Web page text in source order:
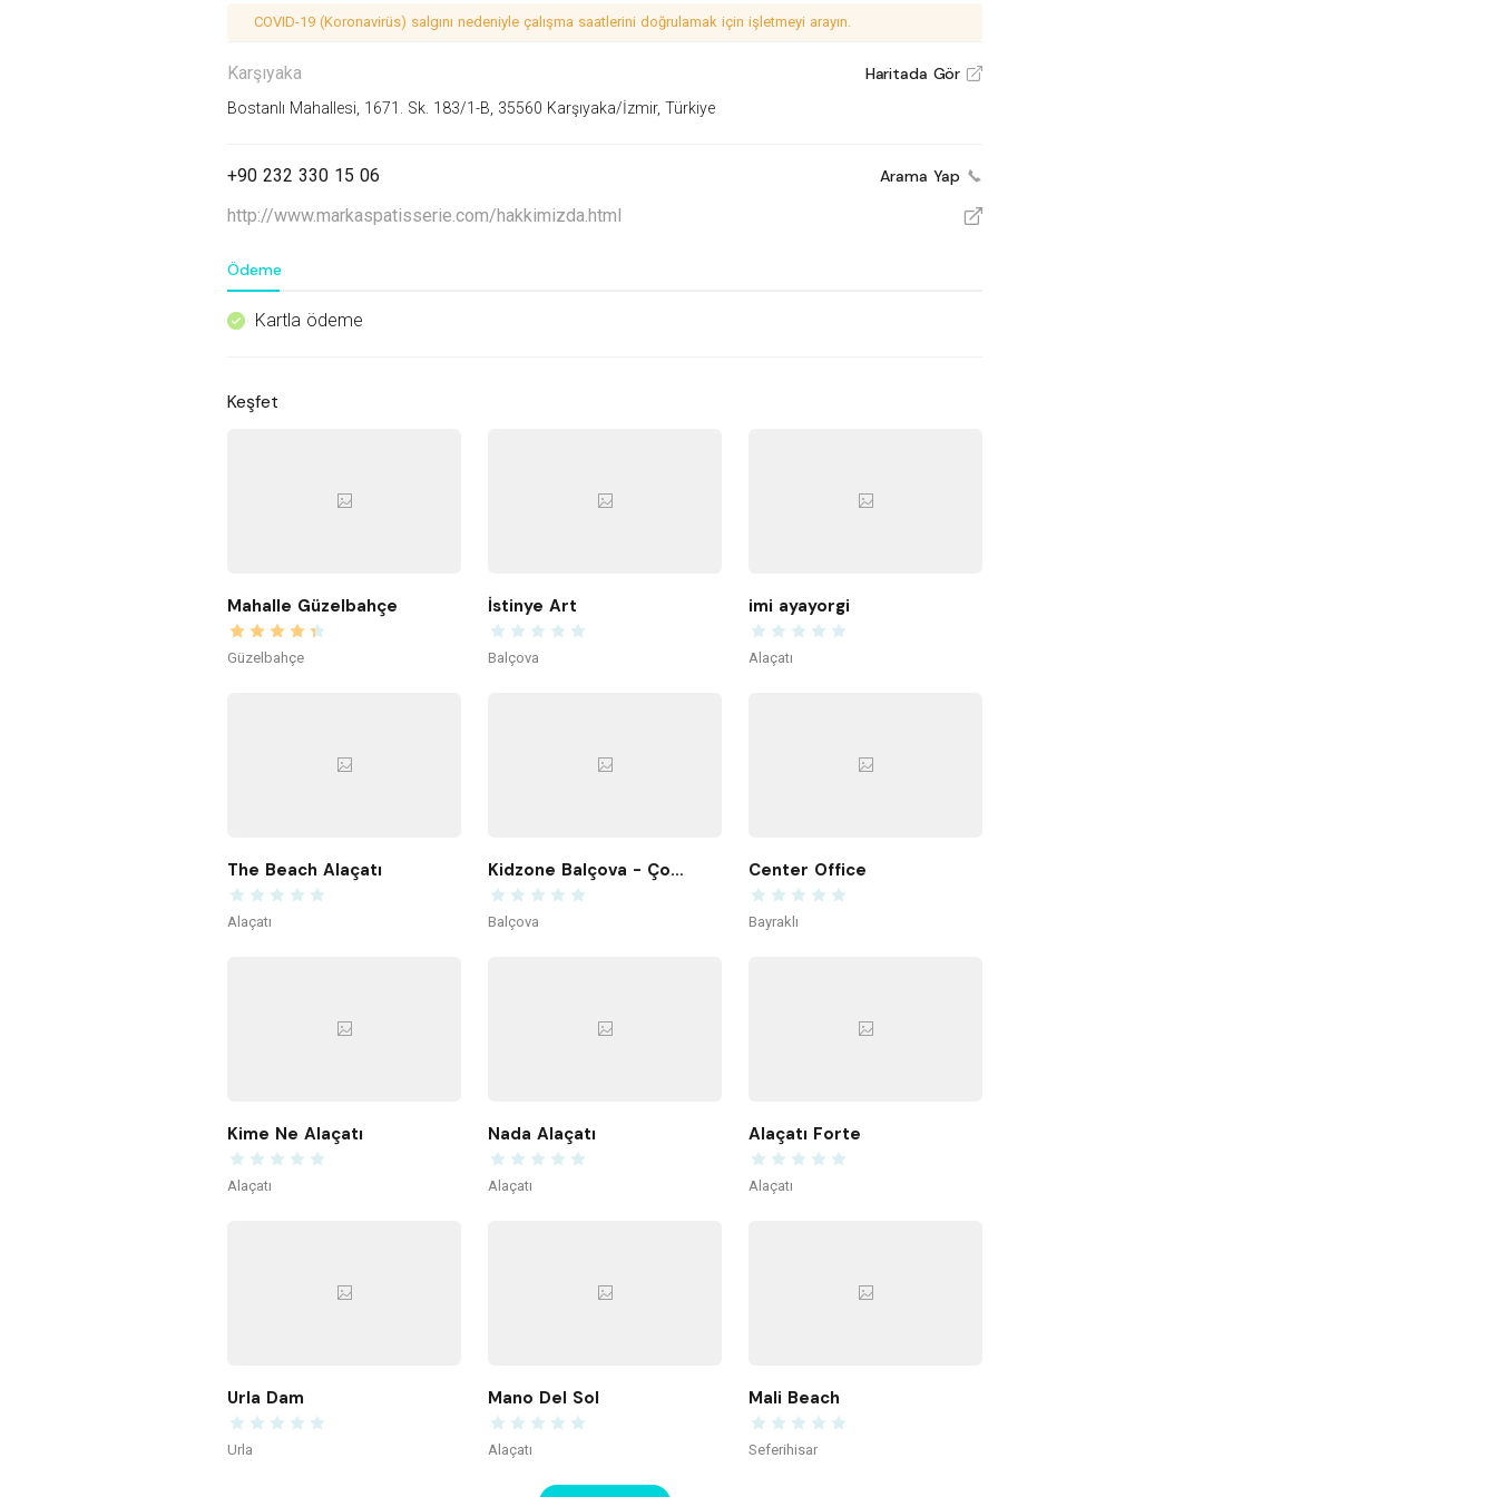
COVID-19 (Koronavirüs) salgını nedeniyle çalışma saatlerini doğrulamak için işletmeyi arayın.
Karşıyaka Haritada Gör V
Bostanlı Mahallesi, 1671. Sk. 183/1-B, 35560 Karşıyaka/İzmir, Türkiye
+90 232 330 15 06 Arama Yap
http://www.markaspatisserie.com/hakkimizda.html V
Ödeme
^ Kartla ödeme
Keşfet
Mahalle Güzelbahçe
Güzelbahçe
İstinye Art
Balçova
imi ayayorgi
Alaçatı
The Beach Alaçatı
Alaçatı
Kidzone Balçova - Çocuk Gelişim ve Aktivite Merkezi
Balçova
Center Office
Bayraklı
Kime Ne Alaçatı
Alaçatı
Nada Alaçatı
Alaçatı
Alaçatı Forte
Alaçatı
Urla Dam
Urla
Mano Del Sol
Alaçatı
Mali Beach
Seferihisar